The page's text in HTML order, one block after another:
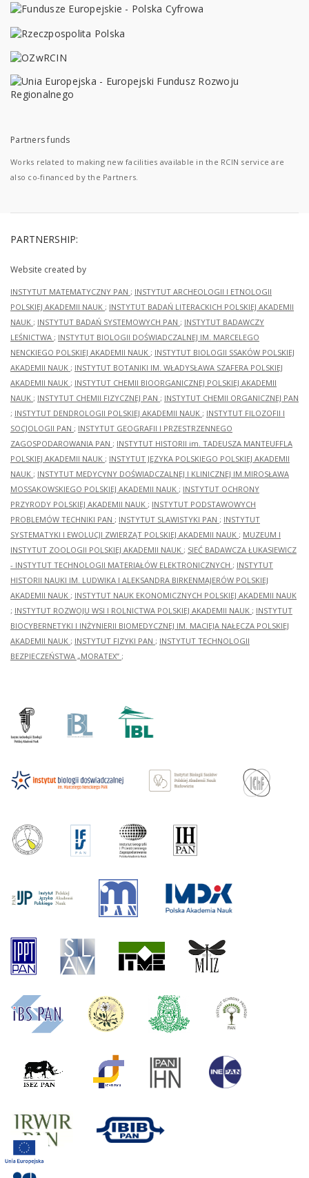
Partners funds
Works related to making new facilities available in the RCIN service are
also co-financed by the Partners.
PARTNERSHIP:
Website created by
INSTYTUT MATEMATYCZNY PAN ; INSTYTUT ARCHEOLOGII I ETNOLOGII
POLSKIEJ AKADEMII NAUK ; INSTYTUT BADAŃ LITERACKICH POLSKIEJ AKADEMII
NAUK ; INSTYTUT BADAŃ SYSTEMOWYCH PAN ; INSTYTUT BADAWCZY
LEŚNICTWA ; INSTYTUT BIOLOGII DOŚWIADCZALNEJ IM. MARCELEGO
NENCKIEGO POLSKIEJ AKADEMII NAUK ; INSTYTUT BIOLOGII SSAKÓW POLSKIEJ
AKADEMII NAUK ; INSTYTUT BOTANIKI IM. WŁADYSŁAWA SZAFERA POLSKIEJ
AKADEMII NAUK ; INSTYTUT CHEMII BIOORGANICZNEJ POLSKIEJ AKADEMII
NAUK ; INSTYTUT CHEMII FIZYCZNEJ PAN ; INSTYTUT CHEMII ORGANICZNEJ PAN
; INSTYTUT DENDROLOGII POLSKIEJ AKADEMII NAUK ; INSTYTUT FILOZOFII I
SOCJOLOGII PAN ; INSTYTUT GEOGRAFII I PRZESTRZENNEGO
ZAGOSPODAROWANIA PAN ; INSTYTUT HISTORII im. TADEUSZA MANTEUFFLA
POLSKIEJ AKADEMII NAUK ; INSTYTUT JĘZYKA POLSKIEGO POLSKIEJ AKADEMII
NAUK ; INSTYTUT MEDYCYNY DOŚWIADCZALNEJ I KLINICZNEJ IM.MIROSŁAWA
MOSSAKOWSKIEGO POLSKIEJ AKADEMII NAUK ; INSTYTUT OCHRONY
PRZYRODY POLSKIEJ AKADEMII NAUK ; INSTYTUT PODSTAWOWYCH
PROBLEMÓW TECHNIKI PAN ; INSTYTUT SLAWISTYKI PAN ; INSTYTUT
SYSTEMATYKI I EWOLUCJI ZWIERZĄT POLSKIEJ AKADEMII NAUK ; MUZEUM I
INSTYTUT ZOOLOGII POLSKIEJ AKADEMII NAUK ; SIEĆ BADAWCZA ŁUKASIEWICZ
- INSTYTUT TECHNOLOGII MATERIAŁÓW ELEKTRONICZNYCH ; INSTYTUT
HISTORII NAUKI IM. LUDWIKA I ALEKSANDRA BIRKENMAJERÓW POLSKIEJ
AKADEMII NAUK ; INSTYTUT NAUK EKONOMICZNYCH POLSKIEJ AKADEMII NAUK
; INSTYTUT ROZWOJU WSI I ROLNICTWA POLSKIEJ AKADEMII NAUK ; INSTYTUT
BIOCYBERNETYKI I INŻYNIERII BIOMEDYCZNEJ IM. MACIEJA NAŁĘCZA POLSKIEJ
AKADEMII NAUK ; INSTYTUT FIZYKI PAN ; INSTYTUT TECHNOLOGII
BEZPIECZEŃSTWA „MORATEX” ;